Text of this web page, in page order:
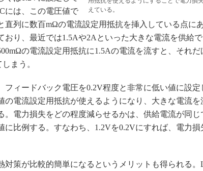
えている。
には、この電圧値で
直列に数百mΩの電流設定用抵抗を挿入している点に
おり、最近では1.5Aや2Aといった大きな電流を供給で
の電流設定用抵抗に1.5Aの電流を流すと、それだ
まう。
ィードバック電圧を0.2V程度と非常に低い値に設定
の電流設定用抵抗が使えるようになり、大きな電流を
。電力損失をどの程度減らせるかは、供給電流が同じ
に比例する。すなわち、1.2Vを0.2Vにすれば、電力損
策が比較的簡単になるというメリットも得られる。